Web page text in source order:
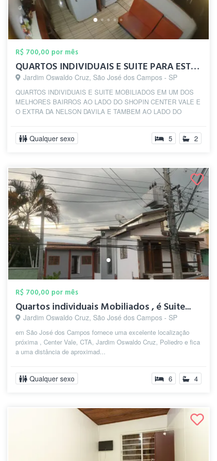
R$ 700,00 por mês
QUARTOS INDIVIDUAIS E SUITE PARA ESTUDAN...
Jardim Oswaldo Cruz, São José dos Campos - SP
QUARTOS INDIVIDUAIS E SUITE MOBILIADOS EM UM DOS
MELHORES BAIRROS AO LADO DO SHOPIN CENTER VALE E
O EXTRA DA NELSON DAVILA E TAMBEM AO LADO DO
Qualquer sexo 5 2
R$ 700,00 por mês
Quartos individuais Mobiliados , é Suite...
Jardim Oswaldo Cruz, São José dos Campos - SP
em São José dos Campos fornece uma excelente localização
próxima , Center Vale, CTA, Jardim Oswaldo Cruz, Poliedro e fica
a uma distância de aproximad...
Qualquer sexo 6 4